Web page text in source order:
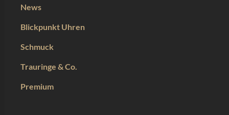
News
Blickpunkt Uhren
Schmuck
Trauringe & Co.
Premium